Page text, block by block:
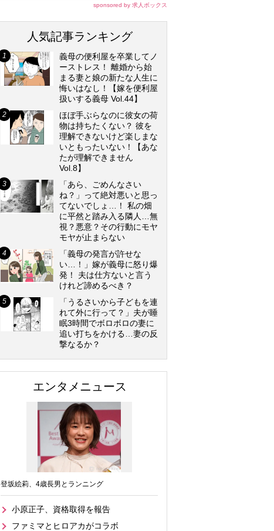
sponsored by 求人ボックス
人気記事ランキング
義母の便利屋を卒業してノ
ーストレス！ 離婚から始
まる妻と娘の新たな人生に
悔いはなし！【嫁を便利屋
扱いする義母 Vol.44】
ほぼ手ぶらなのに彼女の荷
物は持ちたくない？ 彼を
理解できないけど楽しまな
いともったいない！【あな
たが理解できません
Vol.8】
「あら、ごめんなさい
ね？」って絶対悪いと思っ
てないでしょ…！ 私の畑
に平然と踏み入る隣人…無
視？悪意？その行動にモヤ
モヤが止まらない
「義母の発言が許せな
い…！」嫁が義母に怒り爆
発！ 夫は仕方ないと言う
けれど諦めるべき？
「うるさいから子どもを連
れて外に行って？」夫が睡
眠3時間でボロボロの妻に
追い打ちをかける…妻の反
撃なるか？
エンタメニュース
登坂絵莉、4歳長男とランニング
小原正子、資格取得を報告
ファミマとヒロアカがコラボ